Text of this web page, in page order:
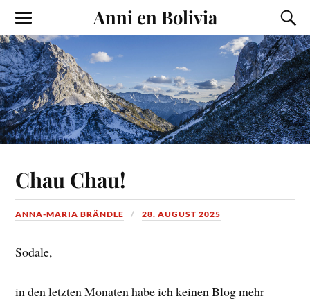
Anni en Bolivia
Chau Chau!
ANNA-MARIA BRÄNDLE 28. AUGUST 2025
Sodale,
in den letzten Monaten habe ich keinen Blog mehr